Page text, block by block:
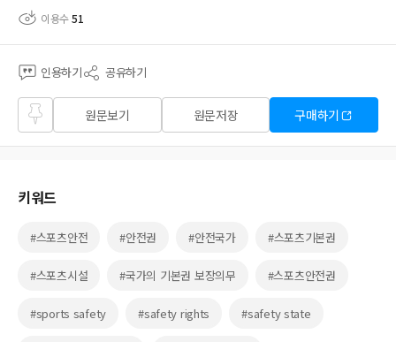
이용수51
인용하기 공유하기
즐겨
찾기
원문보기 원문저장 구매하기
키워드
#스포츠안전 #안전권 #안전국가 #스포츠기본권
#스포츠시설 #국가의 기본권 보장의무 #스포츠안전권
#sports safety #safety rights #safety state